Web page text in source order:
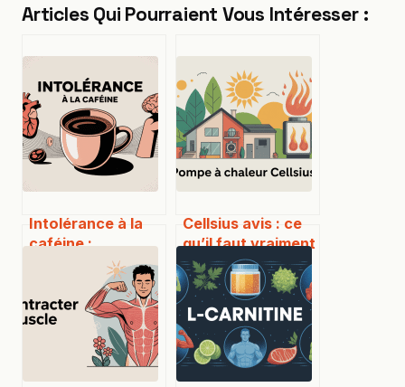
Articles Qui Pourraient Vous Intéresser :
Intolérance à la
caféine :
symptômes à
reconnaître et
erreurs à éviter
Cellsius avis : ce
qu’il faut vraiment
savoir avant
d’acheter